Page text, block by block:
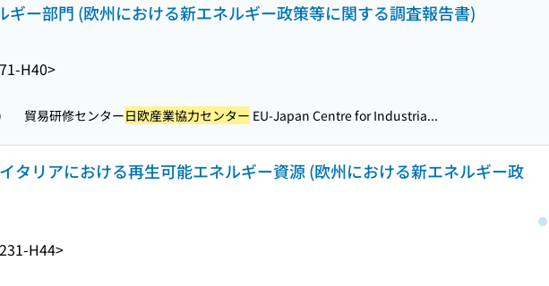
ギー部門 (欧州における新エネルギー政策等に関する調査報告書)
H40>
貿易研修センター日欧産業協力センター EU-Japan Centre for Industria...
タリアにおける再生可能エネルギー資源 (欧州における新エネルギー政
H44>